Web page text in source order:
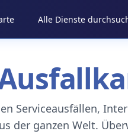
Alle Dienste
Serviceausfällen,
der ganzen Welt.